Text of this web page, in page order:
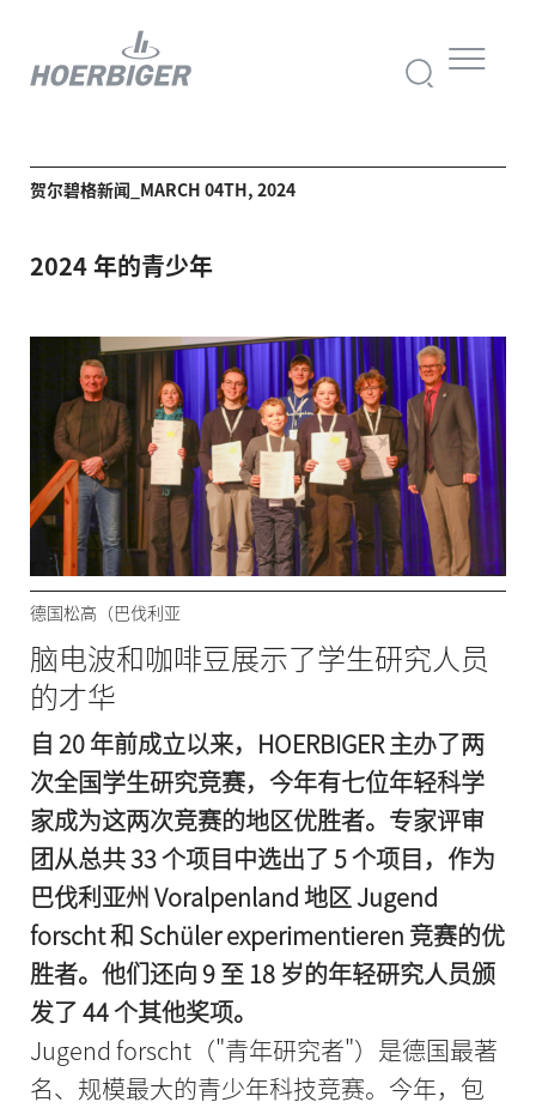
贺尔碧格新闻_MARCH 04TH, 2024
2024 年的青少年
德国松高（巴伐利亚
脑电波和咖啡豆展示了学生研究人员
的才华
自 20 年前成立以来，HOERBIGER 主办了两
次全国学生研究竞赛，今年有七位年轻科学
家成为这两次竞赛的地区优胜者。专家评审
团从总共 33 个项目中选出了 5 个项目，作为
巴伐利亚州 Voralpenland 地区 Jugend
forscht 和 Schüler experimentieren 竞赛的优
胜者。他们还向 9 至 18 岁的年轻研究人员颁
发了 44 个其他奖项。
Jugend forscht（"青年研究者"）是德国最著
名、规模最大的青少年科技竞赛。今年，包